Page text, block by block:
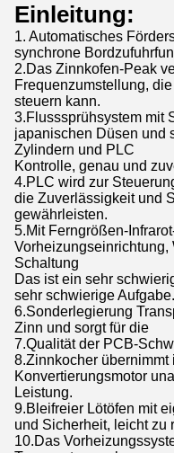
Einleitung:
1. Automatisches
synchrone
2.Das Zinnkofen-Peak
Frequenzumstellung,
steuern kann.
3.Flusssprühsystem mit
japanischen Düsen und
Zylindern und PLC
Kontrolle, genau und
4.PLC wird zur
die Zuverlässigkeit und
gewährleisten.
5.Mit Ferngrößen-
Vorheizungseinrichtung,
Schaltung
Das ist ein sehr
sehr schwierige Aufgabe.
6.Sonderlegierung
Zinn und sorgt für die
7.Qualität der PCB-
8.Zinnkocher
Konvertierungsmotor
Leistung.
9.Bleifreier Lötöfen mit
und Sicherheit, leicht zu
10.Das